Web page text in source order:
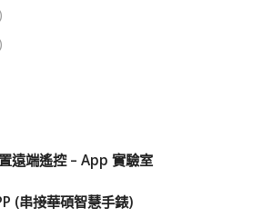
遠端遙控 – App 實驗室
(串接華碩智慧手錶)